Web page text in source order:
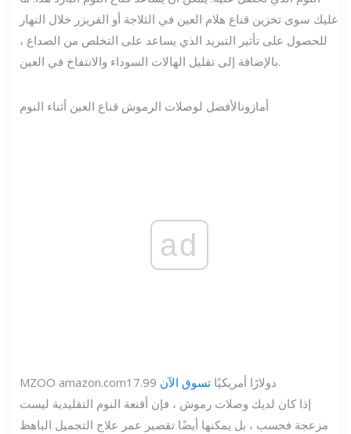
عليك سوى تخزين قناع هلام العين في الثلاجة أو الفريزر خلال النهار
للحصول على تأثير التبريد الذي يساعد على التخلص من الصداع ،
بالإضافة إلى تقليل الهالات السوداء والانتفاخ في العين.
أمازونالأفضل لوصلات الرموش قناع العين أثناء النوم
ad
MZOO amazon.com 17.99 دولارًا أمريكيًا تسوق الآن
إذا كان لديك وصلات رموش ، فإن أقنعة النوم التقليدية ليست
مزعجة فحسب ، بل يمكنها أيضًا تقصير عمر علاج التجميل الباهظ